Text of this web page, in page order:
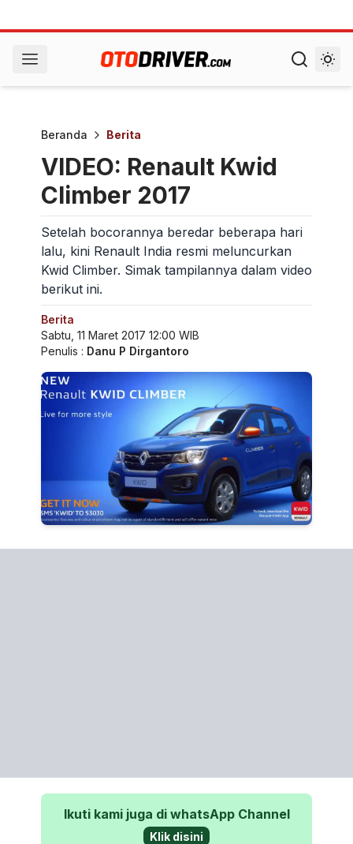
Beranda Berita
VIDEO: Renault Kwid
Climber 2017
Setelah bocorannya beredar beberapa hari
lalu, kini Renault India resmi meluncurkan
Kwid Climber. Simak tampilannya dalam video
berikut ini.
Berita
Sabtu, 11 Maret 2017 12:00 WIB
Penulis : Danu P Dirgantoro
Ikuti kami juga di whatsApp Channel
Klik disini